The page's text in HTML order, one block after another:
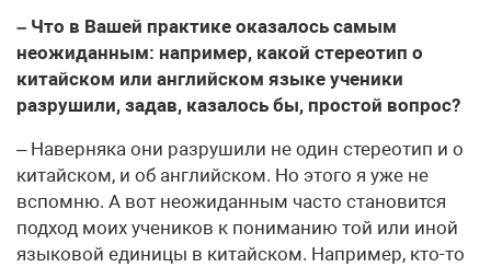
– Что в Вашей практике оказалось самым
неожиданным: например, какой стереотип о
китайском или английском языке ученики
разрушили, задав, казалось бы, простой вопрос?
– Наверняка они разрушили не один стереотип и о
китайском, и об английском. Но этого я уже не
вспомню. А вот неожиданным часто становится
подход моих учеников к пониманию той или иной
языковой единицы в китайском. Например, кто-то